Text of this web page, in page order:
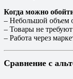
Когда можно
– Небольшой объем
– Товары не
– Работа через
Сравнение с